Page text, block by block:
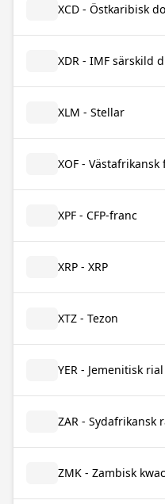
XCD - Östkaribisk
XDR - IMF särskild
XLM - Stellar
XOF - Västafrikansk
XPF - CFP-franc
XRP - XRP
XTZ - Tezon
YER - Jemenitisk rial
ZAR - Sydafrikansk
ZMK - Zambisk